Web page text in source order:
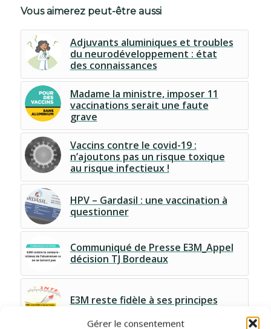
Gérer le consentement
Vous aimerez peut-être aussi
Adjuvants aluminiques et troubles
du neurodéveloppement : état
des connaissances
Madame la ministre, imposer 11
vaccinations serait une faute
grave
Vaccins contre le covid-19 :
n’ajoutons pas un risque toxique
au risque infectieux !
HPV – Gardasil : une vaccination à
questionner
Communiqué de Presse E3M_Appel
décision TJ Bordeaux
E3M reste fidèle à ses principes